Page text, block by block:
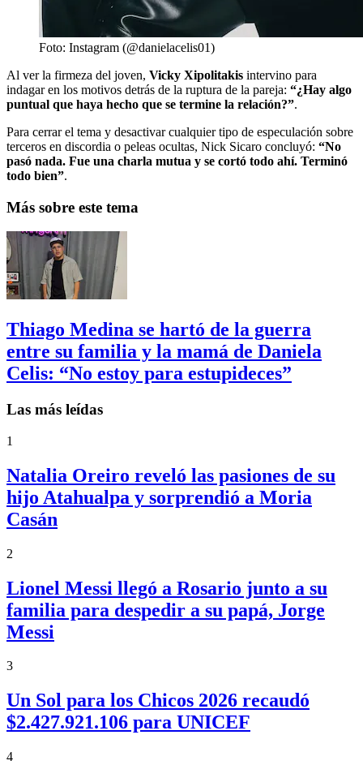
Foto: Instagram (@danielacelis01)
Al ver la firmeza del joven, Vicky Xipolitakis intervino para
indagar en los motivos detrás de la ruptura de la pareja: “¿Hay algo
puntual que haya hecho que se termine la relación?”.
Para cerrar el tema y desactivar cualquier tipo de especulación sobre
terceros en discordia o peleas ocultas, Nick Sicaro concluyó: “No
pasó nada. Fue una charla mutua y se cortó todo ahí. Terminó
todo bien”.
Más sobre este tema
Thiago Medina se hartó de la guerra
entre su familia y la mamá de Daniela
Celis: “No estoy para estupideces”
Las más leídas
1
Natalia Oreiro reveló las pasiones de su
hijo Atahualpa y sorprendió a Moria
Casán
2
Lionel Messi llegó a Rosario junto a su
familia para despedir a su papá, Jorge
Messi
3
Un Sol para los Chicos 2026 recaudó
$2.427.921.106 para UNICEF
4